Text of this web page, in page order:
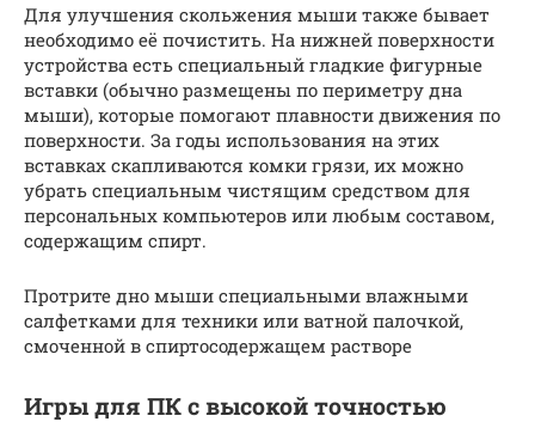
Для улучшения скольжения мыши также бывает
необходимо её почистить. На нижней поверхности
устройства есть специальный гладкие фигурные
вставки (обычно размещены по периметру дна
мыши), которые помогают плавности движения по
поверхности. За годы использования на этих
вставках скапливаются комки грязи, их можно
убрать специальным чистящим средством для
персональных компьютеров или любым составом,
содержащим спирт.
Протрите дно мыши специальными влажными
салфетками для техники или ватной палочкой,
смоченной в спиртосодержащем растворе
Игры для ПК с высокой точностью